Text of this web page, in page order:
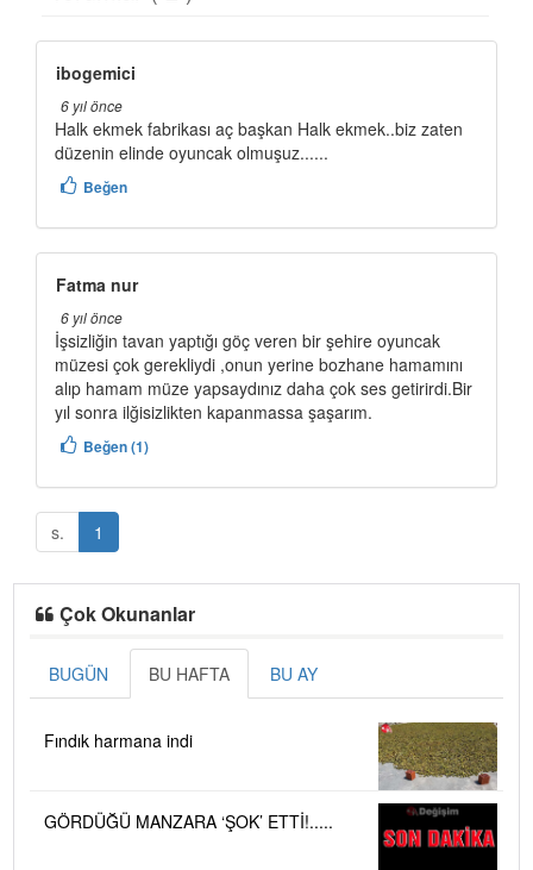
ibogemici
6 yıl önce
Halk ekmek fabrikası aç başkan Halk ekmek..biz zaten
düzenin elinde oyuncak olmuşuz......
Beğen
Fatma nur
6 yıl önce
İşsizliğin tavan yaptığı göç veren bir şehire oyuncak
müzesi çok gerekliydi ,onun yerine bozhane hamamını
alıp hamam müze yapsaydınız daha çok ses getirirdi.Bir
yıl sonra ilğisizlikten kapanmassa şaşarım.
Beğen (1)
s. 1
Çok Okunanlar
BUGÜN BU HAFTA BU AY
Fındık harmana indi
GÖRDÜĞÜ MANZARA ‘ŞOK’ ETTİ!.....